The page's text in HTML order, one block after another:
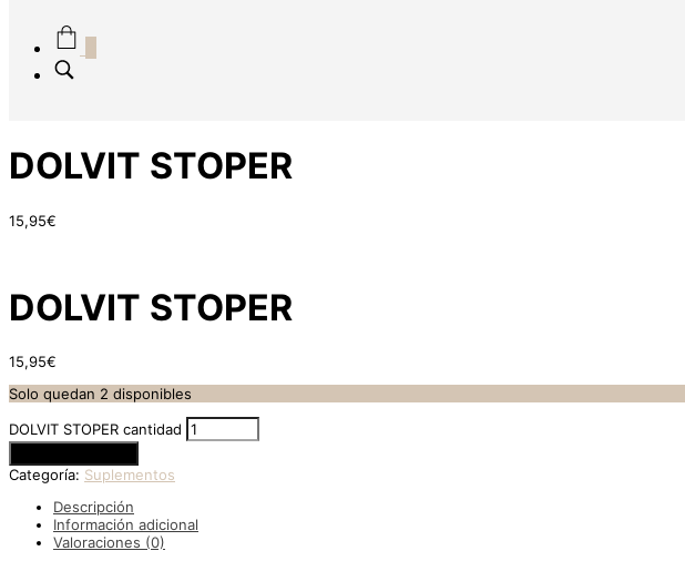
DOLVIT STOPER
15,95€
DOLVIT STOPER
15,95€
Solo quedan 2 disponibles
DOLVIT STOPER cantidad
Categoría: Suplementos
Descripción
Información adicional
Valoraciones (0)